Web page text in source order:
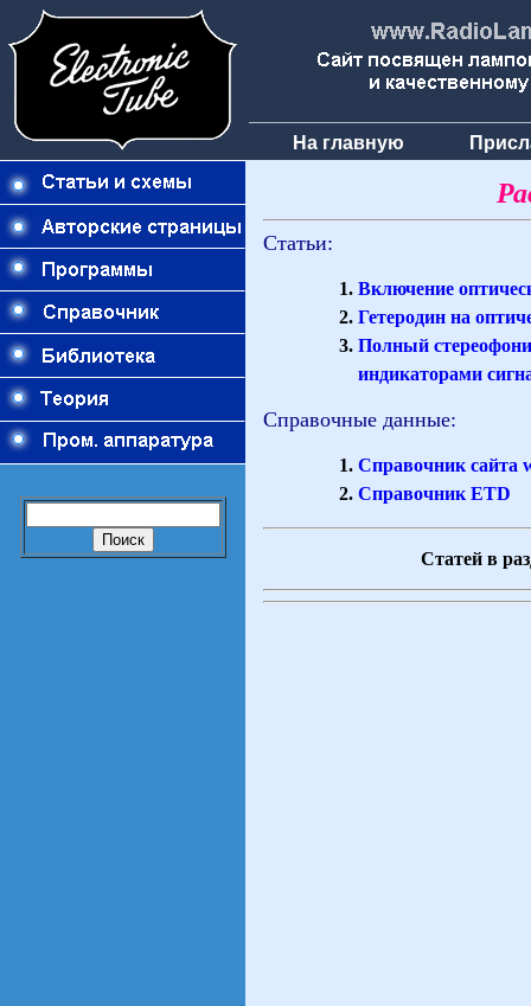
На главную
Статьи:
Включение
Гетеродин на
Полный
индикаторами
Справочные данные:
Справочник сайта
Справочник ETD
Статей в